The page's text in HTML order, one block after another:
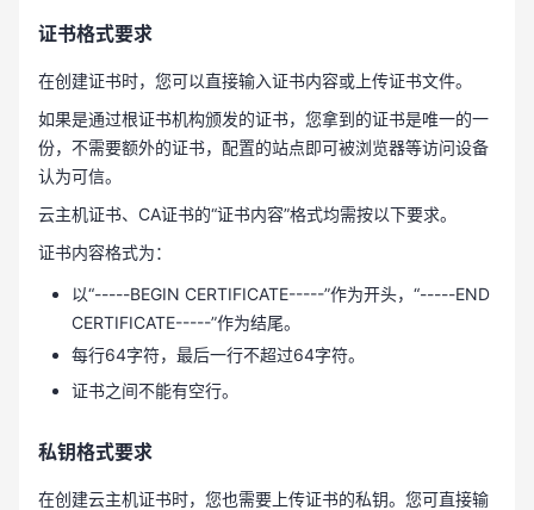
证书格式要求
在创建证书时，您可以直接输入证书内容或上传证书文件。
如果是通过根证书机构颁发的证书，您拿到的证书是唯一的一
份，不需要额外的证书，配置的站点即可被浏览器等访问设备
认为可信。
云主机证书、CA证书的“证书内容”格式均需按以下要求。
证书内容格式为：
以“-----BEGIN CERTIFICATE-----”作为开头，“-----END
CERTIFICATE-----”作为结尾。
每行64字符，最后一行不超过64字符。
证书之间不能有空行。
私钥格式要求
在创建云主机证书时，您也需要上传证书的私钥。您可直接输